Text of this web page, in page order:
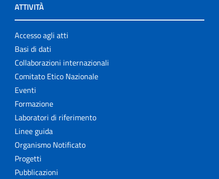
ATTIVITÀ
Accesso agli atti
Basi di dati
Collaborazioni internazionali
Comitato Etico Nazionale
Eventi
Formazione
Laboratori di riferimento
Linee guida
Organismo Notificato
Progetti
Pubblicazioni